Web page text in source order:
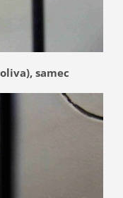
samec